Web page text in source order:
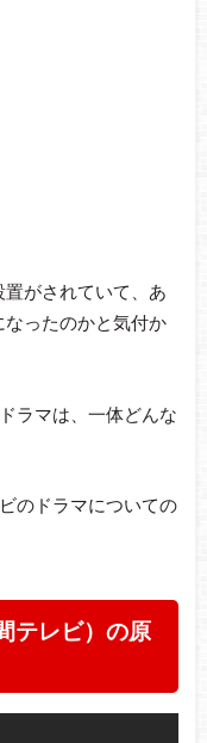
がされていて、あ
ったのかと気付か
ラマは、一体どんな
のドラマについての
テレビ）の原